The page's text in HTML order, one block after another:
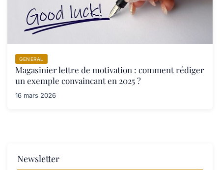
GENERAL
Magasinier lettre de motivation : comment rédiger
un exemple convaincant en 2025 ?
16 mars 2026
Newsletter